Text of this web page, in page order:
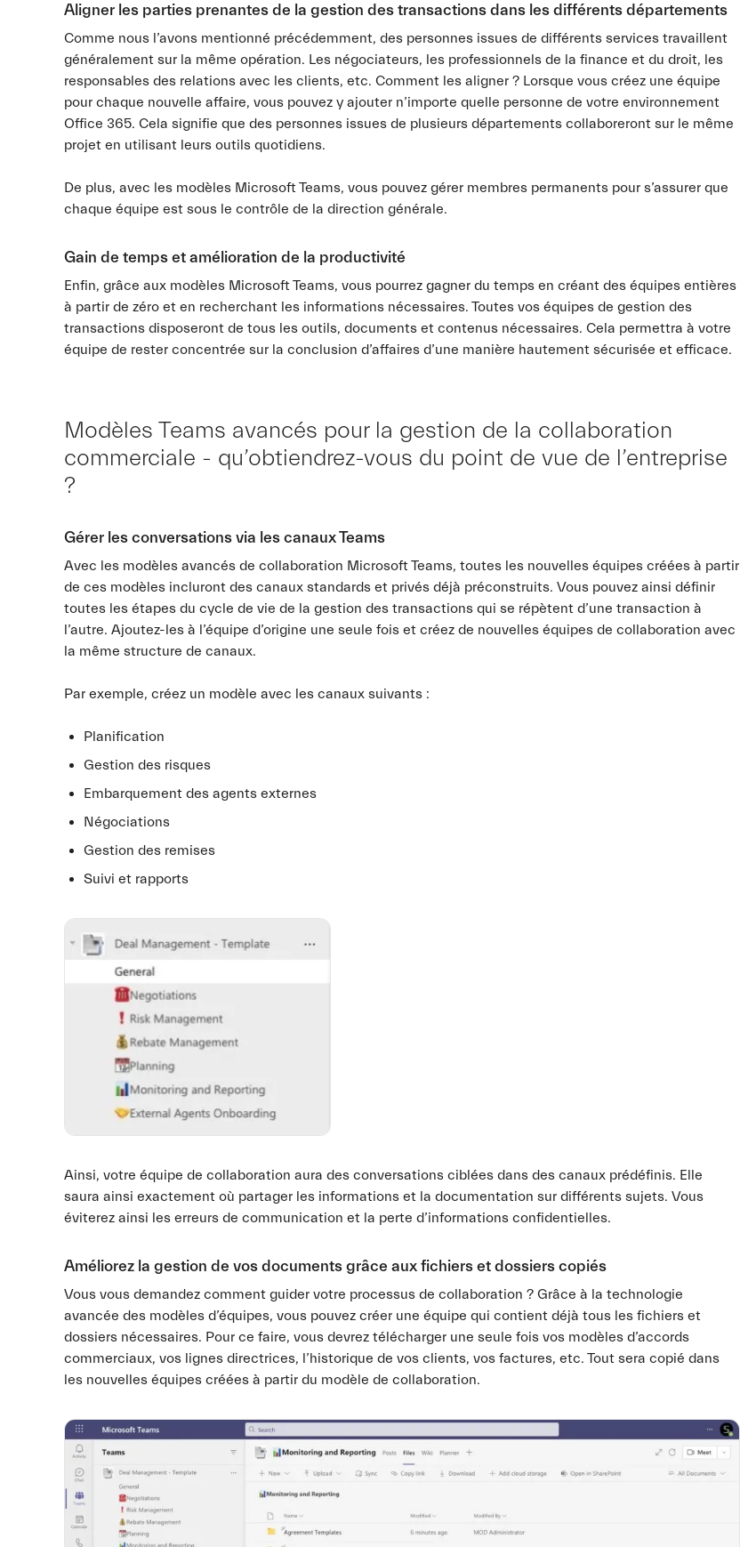
Aligner les parties prenantes de la gestion des transactions dans les différents départements
Comme nous l’avons mentionné précédemment, des personnes issues de différents services travaillent
généralement sur la même opération. Les négociateurs, les professionnels de la finance et du droit, les
responsables des relations avec les clients, etc. Comment les aligner ? Lorsque vous créez une équipe
pour chaque nouvelle affaire, vous pouvez y ajouter n’importe quelle personne de votre environnement
Office 365. Cela signifie que des personnes issues de plusieurs départements collaboreront sur le même
projet en utilisant leurs outils quotidiens.
De plus, avec les modèles Microsoft Teams, vous pouvez gérer membres permanents pour s’assurer que
chaque équipe est sous le contrôle de la direction générale.
Gain de temps et amélioration de la productivité
Enfin, grâce aux modèles Microsoft Teams, vous pourrez gagner du temps en créant des équipes entières
à partir de zéro et en recherchant les informations nécessaires. Toutes vos équipes de gestion des
transactions disposeront de tous les outils, documents et contenus nécessaires. Cela permettra à votre
équipe de rester concentrée sur la conclusion d’affaires d’une manière hautement sécurisée et efficace.
Modèles Teams avancés pour la gestion de la collaboration
commerciale - qu’obtiendrez-vous du point de vue de l’entreprise
?
Gérer les conversations via les canaux Teams
Avec les modèles avancés de collaboration Microsoft Teams, toutes les nouvelles équipes créées à partir
de ces modèles incluront des canaux standards et privés déjà préconstruits. Vous pouvez ainsi définir
toutes les étapes du cycle de vie de la gestion des transactions qui se répètent d’une transaction à
l’autre. Ajoutez-les à l’équipe d’origine une seule fois et créez de nouvelles équipes de collaboration avec
la même structure de canaux.
Par exemple, créez un modèle avec les canaux suivants :
Planification
Gestion des risques
Embarquement des agents externes
Négociations
Gestion des remises
Suivi et rapports
Ainsi, votre équipe de collaboration aura des conversations ciblées dans des canaux prédéfinis. Elle
saura ainsi exactement où partager les informations et la documentation sur différents sujets. Vous
éviterez ainsi les erreurs de communication et la perte d’informations confidentielles.
Améliorez la gestion de vos documents grâce aux fichiers et dossiers copiés
Vous vous demandez comment guider votre processus de collaboration ? Grâce à la technologie
avancée des modèles d’équipes, vous pouvez créer une équipe qui contient déjà tous les fichiers et
dossiers nécessaires. Pour ce faire, vous devrez télécharger une seule fois vos modèles d’accords
commerciaux, vos lignes directrices, l’historique de vos clients, vos factures, etc. Tout sera copié dans
les nouvelles équipes créées à partir du modèle de collaboration.